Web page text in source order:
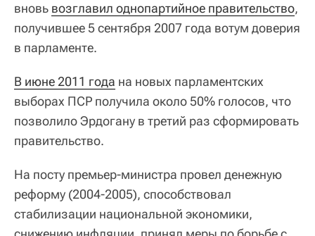
вновь возглавил однопартийное правительство,
получившее 5 сентября 2007 года вотум доверия
в парламенте.
В июне 2011 года на новых парламентских
выборах ПСР получила около 50% голосов, что
позволило Эрдогану в третий раз сформировать
правительство.
На посту премьер-министра провел денежную
реформу (2004-2005), способствовал
стабилизации национальной экономики,